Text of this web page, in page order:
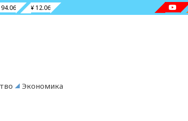
94.06 ¥ 12.06
Экономика